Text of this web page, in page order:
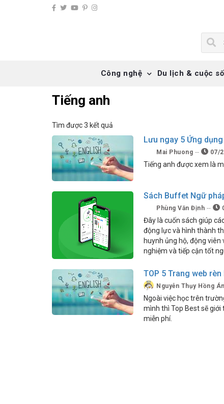
Công nghệ Du lịch & cuộc
Tiếng anh
Tìm được 3 kết quả
Lưu ngay 5 Ứng
Mai Phuong 07/
Tiếng anh được xem là
Sách Buffet Ngữ
Phùng Văn Định
Đây là cuốn sách giúp
động lực và hình thành
huynh ủng hộ, động
nghiệm và tiếp cận tốt
TOP 5 Trang web
Nguyễn Thụy Hồng
Ngoài việc học trên
mình thì Top Best sẽ
miễn phí.